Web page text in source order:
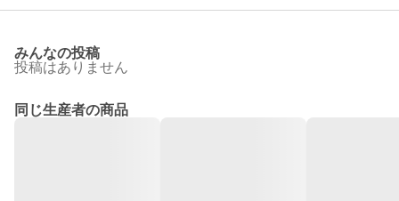
みんなの投稿
投稿はありません
同じ生産者の商品